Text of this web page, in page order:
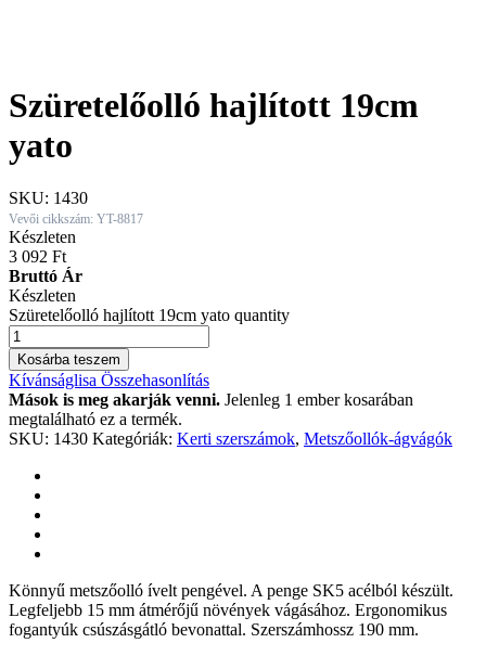
Szüretelőolló hajlított 19cm
yato
SKU: 1430
Vevői cikkszám: YT-8817
Készleten
3 092 Ft
Bruttó Ár
Készleten
Szüretelőolló hajlított 19cm yato quantity
Kosárba teszem
Kívánságlisa Összehasonlítás
Mások is meg akarják venni. Jelenleg 1 ember kosarában
megtalálható ez a termék.
SKU: 1430 Kategóriák: Kerti szerszámok, Metszőollók-ágvágók
Könnyű metszőolló ívelt pengével. A penge SK5 acélból készült.
Legfeljebb 15 mm átmérőjű növények vágásához. Ergonomikus
fogantyúk csúszásgátló bevonattal. Szerszámhossz 190 mm.